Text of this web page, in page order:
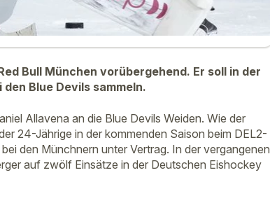
Bull München vorübergehend. Er soll in der
Blue Devils sammeln.
Allavena an die Blue Devils Weiden. Wie der
24-Jährige in der kommenden Saison beim DEL2-
den Münchnern unter Vertrag. In der vergangenen
auf zwölf Einsätze in der Deutschen Eishockey